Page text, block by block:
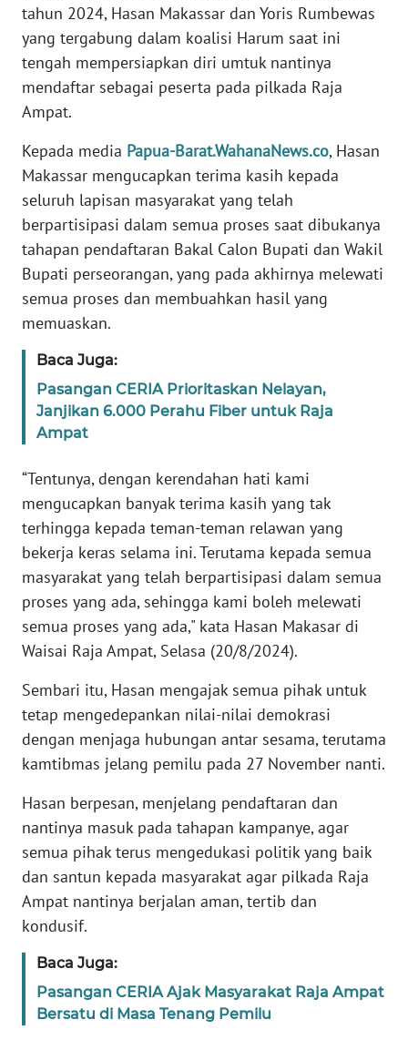
tahun 2024, Hasan Makassar dan Yoris Rumbewas
yang tergabung dalam koalisi Harum saat ini
tengah mempersiapkan diri umtuk nantinya
mendaftar sebagai peserta pada pilkada Raja
Ampat.
Kepada media Papua-Barat.WahanaNews.co, Hasan
Makassar mengucapkan terima kasih kepada
seluruh lapisan masyarakat yang telah
berpartisipasi dalam semua proses saat dibukanya
tahapan pendaftaran Bakal Calon Bupati dan Wakil
Bupati perseorangan, yang pada akhirnya melewati
semua proses dan membuahkan hasil yang
memuaskan.
Baca Juga:
Pasangan CERIA Prioritaskan Nelayan,
Janjikan 6.000 Perahu Fiber untuk Raja
Ampat
“Tentunya, dengan kerendahan hati kami
mengucapkan banyak terima kasih yang tak
terhingga kepada teman-teman relawan yang
bekerja keras selama ini. Terutama kepada semua
masyarakat yang telah berpartisipasi dalam semua
proses yang ada, sehingga kami boleh melewati
semua proses yang ada," kata Hasan Makasar di
Waisai Raja Ampat, Selasa (20/8/2024).
Sembari itu, Hasan mengajak semua pihak untuk
tetap mengedepankan nilai-nilai demokrasi
dengan menjaga hubungan antar sesama, terutama
kamtibmas jelang pemilu pada 27 November nanti.
Hasan berpesan, menjelang pendaftaran dan
nantinya masuk pada tahapan kampanye, agar
semua pihak terus mengedukasi politik yang baik
dan santun kepada masyarakat agar pilkada Raja
Ampat nantinya berjalan aman, tertib dan
kondusif.
Baca Juga:
Pasangan CERIA Ajak Masyarakat Raja Ampat
Bersatu di Masa Tenang Pemilu
KARIR
DISCLAIMER
Wahana
Regional
WN
SUMUT
WN
JAKARTA
WN
JABAR
WN
BANTEN
NTT
WN
KEPRI
WN
PAPUA
PAPUA
BARAT
WN
WN
SERAMBI
JAMBI
WN